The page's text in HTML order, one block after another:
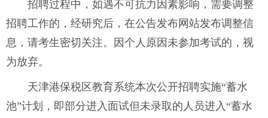
招聘过程中，如遇不可抗力因素影响，需要调整
招聘工作的，经研究后，在公告发布网站发布调整信
息，请考生密切关注。因个人原因未参加考试的，视
为放弃。
天津港保税区教育系统本次公开招聘实施“蓄水
池”计划，即部分进入面试但未录取的人员进入“蓄水